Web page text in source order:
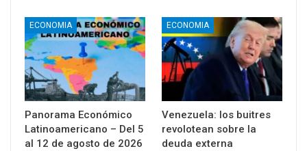
ECONOMIA
Panorama Económico
Latinoamericano – Del 5
al 12 de agosto de 2026
ECONOMIA
Venezuela: los buitres
revolotean sobre la
deuda externa